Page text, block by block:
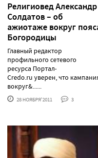
Религиовед Александр
Солдатов – об
ажиотаже вокруг
Богородицы
Главный редактор
профильного сетевого
ресурса Портал-
Credo.ru уверен, что
вокруг&......
28 НОЯБРЯ'2011 3